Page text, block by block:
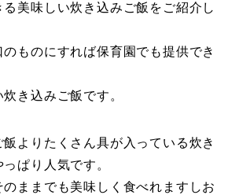
美味しい炊き込みご飯をご紹介し
ものにすれば保育園でも提供でき
き込みご飯です。
よりたくさん具が入っている炊き
ぱり人気です。
ままでも美味しく食べれますしお